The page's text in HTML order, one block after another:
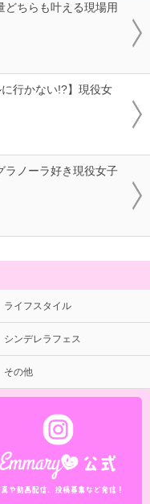
どちらも叶える現場用
行かない!?】現役女
ラノーラ好き現役女子
ライフスタイル
シンデレラフェス
その他